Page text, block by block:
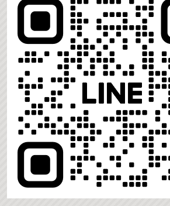
ロックのサイエン
カデミア
：10:00～13:00
ヒロロでQOL健
開催）
時間：10:00～